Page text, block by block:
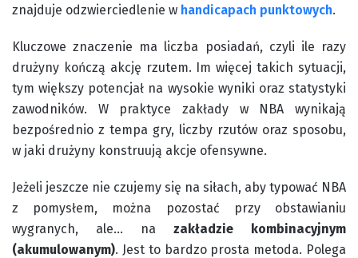
znajduje odzwierciedlenie w handicapach punktowych.
Kluczowe znaczenie ma liczba posiadań, czyli ile razy
drużyny kończą akcję rzutem. Im więcej takich sytuacji,
tym większy potencjał na wysokie wyniki oraz statystyki
zawodników. W praktyce zakłady w NBA wynikają
bezpośrednio z tempa gry, liczby rzutów oraz sposobu,
w jaki drużyny konstruują akcje ofensywne.
Jeżeli jeszcze nie czujemy się na siłach, aby typować NBA
z pomysłem, można pozostać przy obstawianiu
wygranych, ale… na zakładzie kombinacyjnym
(akumulowanym). Jest to bardzo prosta metoda. Polega